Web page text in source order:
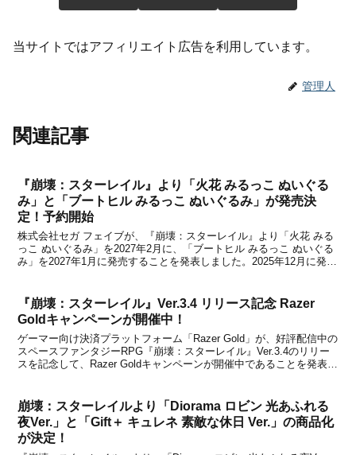
当サイトではアフィリエイト広告を利用しています。
管理人
関連記事
『崩壊：スターレイル』より「火花 みるっこ ぬいぐる
み」と「ブートヒル みるっこ ぬいぐるみ」が発売決
定！予約開始
株式会社セガ フェイブが、『崩壊：スターレイル』より「火花 みる
っこ ぬいぐるみ」を2027年2月に、「ブートヒル みるっこ ぬいぐる
み」を2027年1月に発売することを発表しました。2025年12月に発売
『崩壊：スターレイル』Ver.3.4 リリース記念 Razer
Goldキャンペーンが開催中！
ゲーマー向け決済プラットフォーム「Razer Gold」が、好評配信中の
スペースファンタジーRPG『崩壊：スターレイル』Ver.3.4のリリー
スを記念して、Razer Goldキャンペーンが開催中であることを発表し
崩壊：スターレイルより「Diorama ロビン 光あふれる
夜Ver.」と「Gift＋ キュレネ 素敵な休日 Ver.」の商品化
が決定！